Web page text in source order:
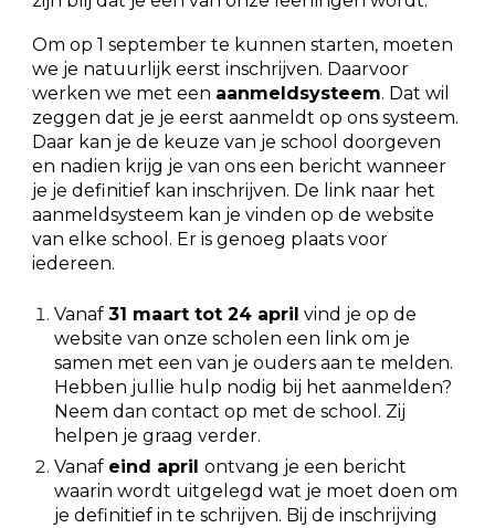
Om op 1 september te kunnen starten, moeten
we je natuurlijk eerst inschrijven. Daarvoor
werken we met een aanmeldsysteem. Dat wil
zeggen dat je je eerst aanmeldt op ons systeem.
Daar kan je de keuze van je school doorgeven
en nadien krijg je van ons een bericht wanneer
je je definitief kan inschrijven. De link naar het
aanmeldsysteem kan je vinden op de website
van elke school. Er is genoeg plaats voor
iedereen.
Vanaf31 maart tot 24 april vind je op de
website van onze scholen een link om je
samen met een van je ouders aan te melden.
Hebben jullie hulp nodig bij het aanmelden?
Neem dan contact op met de school. Zij
helpen je graag verder.
Vanaf eind aprilontvang je een bericht
waarin wordt uitgelegd wat je moet doen om
je definitief in te schrijven. Bij de inschrijving